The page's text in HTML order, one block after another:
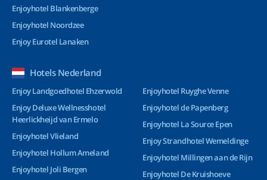
Enjoyhotel Blankenberge
Enjoyhotel Noordzee
Enjoy Eurotel Lanaken
Hotels Nederland
Enjoy Landgoedhotel Ehzerwold
Enjoy Deluxe Wellnesshotel
Heerlickheijd van Ermelo
Enjoyhotel Vlieland
Enjoyhotel Hollum Ameland
Enjoyhotel Joli Bergen
Enjoyhotel Ruyghe Venne
Enjoyhotel de Papenberg
Enjoyhotel La Source Epen
Enjoy Strandhotel Wemeldinge
Enjoyhotel Millingen aan de Rijn
Enjoyhotel De Kruishoeve